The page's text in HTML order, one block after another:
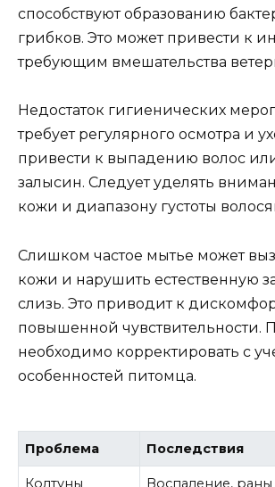
способствуют образованию
грибков. Это может привести к
требующим вмешательства
Недостаток гигиенических
требует регулярного осмотра и
привести к выпадению волос
залысин. Следует уделять
кожи и диапазону густоты
Слишком частое мытье может
кожи и нарушить естественную
слизь. Это приводит к
повышенной чувствительности.
необходимо корректировать с
особенностей питомца.
Проблема Последствия
Колтуны Воспаление, раны